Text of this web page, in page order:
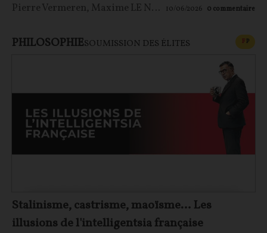
Pierre Vermeren, Maxime LE NAGARD 10/06/2026 0 commentaire
PHILOSOPHIESOUMISSION DES ÉLITES FP
Stalinisme, castrisme, maoïsme… Les
illusions de l'intelligentsia française